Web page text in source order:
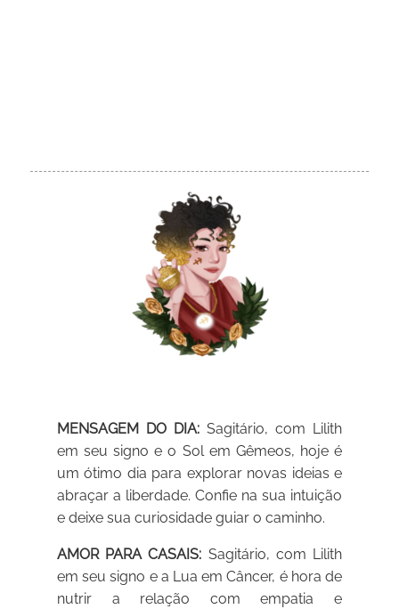
MENSAGEM DO DIA: Sagitário, com Lilith
em seu signo e o Sol em Gêmeos, hoje é
um ótimo dia para explorar novas ideias e
abraçar a liberdade. Confie na sua intuição
e deixe sua curiosidade guiar o caminho.
AMOR PARA CASAIS: Sagitário, com Lilith
em seu signo e a Lua em Câncer, é hora de
nutrir a relação com empatia e